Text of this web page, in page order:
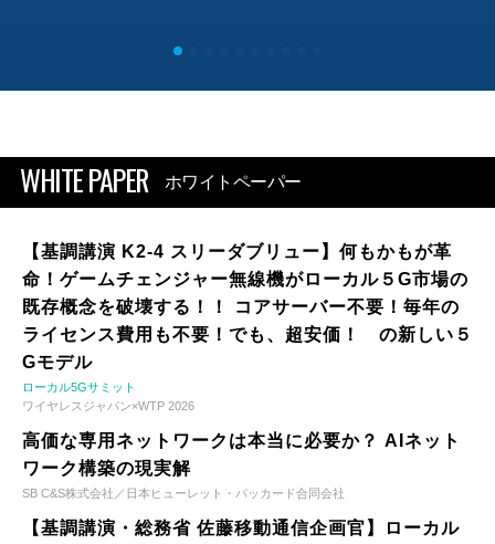
WHITE PAPER ホワイトペーパー
【基調講演 K2-4 スリーダブリュー】何もかもが革
命！ゲームチェンジャー無線機がローカル５G市場の
既存概念を破壊する！！ コアサーバー不要！毎年の
ライセンス費用も不要！でも、超安価！ の新しい５
Gモデル
ローカル5Gサミット
ワイヤレスジャパン×WTP 2026
高価な専用ネットワークは本当に必要か？ AIネット
ワーク構築の現実解
SB C&S株式会社／日本ヒューレット・パッカード合同会社
【基調講演・総務省 佐藤移動通信企画官】ローカル